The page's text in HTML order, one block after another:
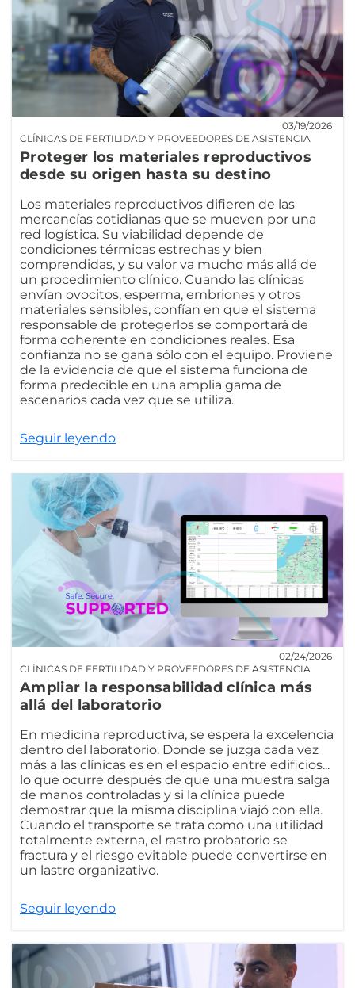
CLÍNICAS DE FERTILIDAD Y PROVEEDORES DE ASISTENCIA
03/19/2026
Proteger los materiales reproductivos
desde su origen hasta su destino
Los materiales reproductivos difieren de las
mercancías cotidianas que se mueven por una
red logística. Su viabilidad depende de
condiciones térmicas estrechas y bien
comprendidas, y su valor va mucho más allá de
un procedimiento clínico. Cuando las clínicas
envían ovocitos, esperma, embriones y otros
materiales sensibles, confían en que el sistema
responsable de protegerlos se comportará de
forma coherente en condiciones reales. Esa
confianza no se gana sólo con el equipo. Proviene
de la evidencia de que el sistema funciona de
forma predecible en una amplia gama de
escenarios cada vez que se utiliza.
Seguir leyendo
CLÍNICAS DE FERTILIDAD Y PROVEEDORES DE ASISTENCIA
02/24/2026
Ampliar la responsabilidad clínica más
allá del laboratorio
En medicina reproductiva, se espera la excelencia
dentro del laboratorio. Donde se juzga cada vez
más a las clínicas es en el espacio entre edificios...
lo que ocurre después de que una muestra salga
de manos controladas y si la clínica puede
demostrar que la misma disciplina viajó con ella.
Cuando el transporte se trata como una utilidad
totalmente externa, el rastro probatorio se
fractura y el riesgo evitable puede convertirse en
un lastre organizativo.
Seguir leyendo